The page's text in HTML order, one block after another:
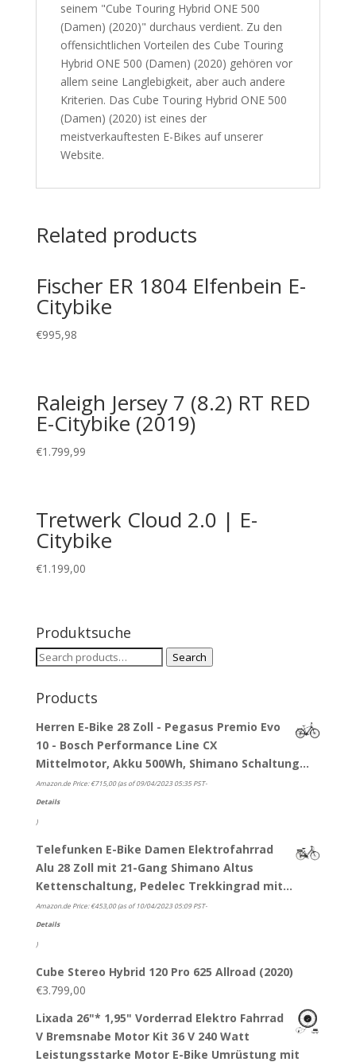
seinem "Cube Touring Hybrid ONE 500
(Damen) (2020)" durchaus verdient. Zu den
offensichtlichen Vorteilen des Cube Touring
Hybrid ONE 500 (Damen) (2020) gehören vor
allem seine Langlebigkeit, aber auch andere
Kriterien. Das Cube Touring Hybrid ONE 500
(Damen) (2020) ist eines der
meistverkauftesten E-Bikes auf unserer
Website.
Related products
Fischer ER 1804 Elfenbein E-
Citybike
€995,98
Raleigh Jersey 7 (8.2) RT RED
E-Citybike (2019)
€1.799,99
Tretwerk Cloud 2.0 | E-
Citybike
€1.199,00
Produktsuche
Search
Search
Products
Herren E-Bike 28 Zoll - Pegasus Premio Evo
10 - Bosch Performance Line CX
Mittelmotor, Akku 500Wh, Shimano Schaltung…
Amazon.de Price:€715,00(as of 09/04/2023 05:35 PST-
Details
)
Telefunken E-Bike Damen Elektrofahrrad
Alu 28 Zoll mit 21-Gang Shimano Altus
Kettenschaltung, Pedelec Trekkingrad mit…
Amazon.de Price:€453,00(as of 10/04/2023 05:09 PST-
Details
)
Cube Stereo Hybrid 120 Pro 625 Allroad (2020)
€3.799,00
Lixada 26"* 1,95" Vorderrad Elektro Fahrrad
V Bremsnabe Motor Kit 36 V 240 Watt
Leistungsstarke Motor E-Bike Umrüstung mit